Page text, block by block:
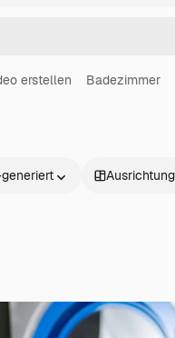
erstellen Badezimmer
Ausrichtung